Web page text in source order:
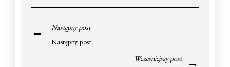
Następny post
Następny post
Wcześniejszy post